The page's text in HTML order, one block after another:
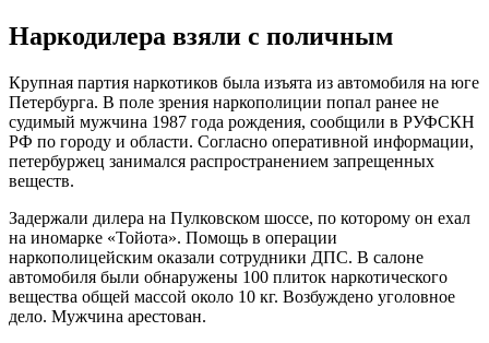
Наркодилера взяли с поличным
Крупная партия наркотиков была изъята из автомобиля на юге
Петербурга. В поле зрения наркополиции попал ранее не
судимый мужчина 1987 года рождения, сообщили в РУФСКН
РФ по городу и области. Согласно оперативной информации,
петербуржец занимался распространением запрещенных
веществ.
Задержали дилера на Пулковском шоссе, по которому он ехал
на иномарке «Тойота». Помощь в операции
наркополицейским оказали сотрудники ДПС. В салоне
автомобиля были обнаружены 100 плиток наркотического
вещества общей массой около 10 кг. Возбуждено уголовное
дело. Мужчина арестован.